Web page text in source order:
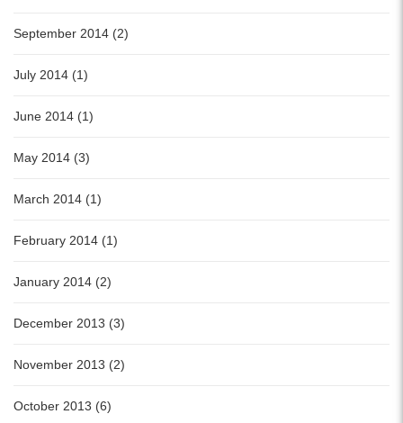
September 2014 (2)
July 2014 (1)
June 2014 (1)
May 2014 (3)
March 2014 (1)
February 2014 (1)
January 2014 (2)
December 2013 (3)
November 2013 (2)
October 2013 (6)